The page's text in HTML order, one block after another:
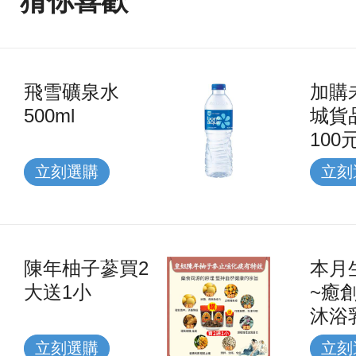
飛雪礦泉水
500ml
立刻選購
加購
城貨
100
立
陳年柚子蔘買2
大送1小
立刻選購
本月
~癒
沐浴
立